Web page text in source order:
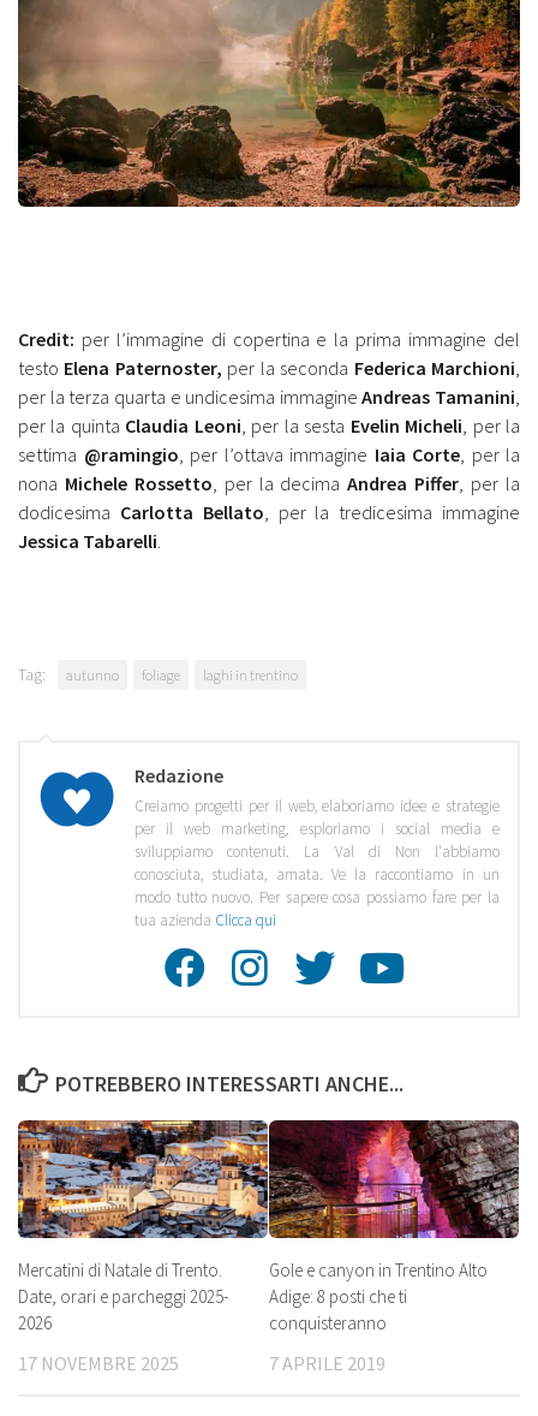
Credit: per l’immagine di copertina e la prima immagine del
testo Elena Paternoster, per la seconda Federica Marchioni
per la terza quarta e undicesima immagineAndreas Tamanini
per la quinta Claudia Leoni , per la sesta Evelin Micheli , per la
settima @ramingio , per l’ottava immagine Iaia Corte , per la
nona Michele Rossetto , per la decima Andrea Piffer , per la
dodicesima Carlotta Bellato , per la tredicesima immagine
Jessica Tabarelli
Tag: autunno foliage laghi in trentino
Redazione
Creiamo progetti per il web, elaboriamo idee e strategie
per il web marketing, esploriamo i social media e
sviluppiamo contenuti. La Val di Non l'abbiamo
conosciuta, studiata, amata. Ve la raccontiamo in un
modo tutto nuovo. Per sapere cosa possiamo fare per la
tua azienda Clicca qui
Facebook
POTREBBERO INTERESSARTI ANCHE...
Mercatini di Natale di Trento.
Date, orari e parcheggi 2025-
2026
17 NOVEMBRE 2025
Gole e canyon in Trentino Alto
Adige: 8 posti che ti
conquisteranno
7 APRILE 2019